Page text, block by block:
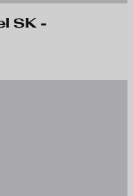
SK -